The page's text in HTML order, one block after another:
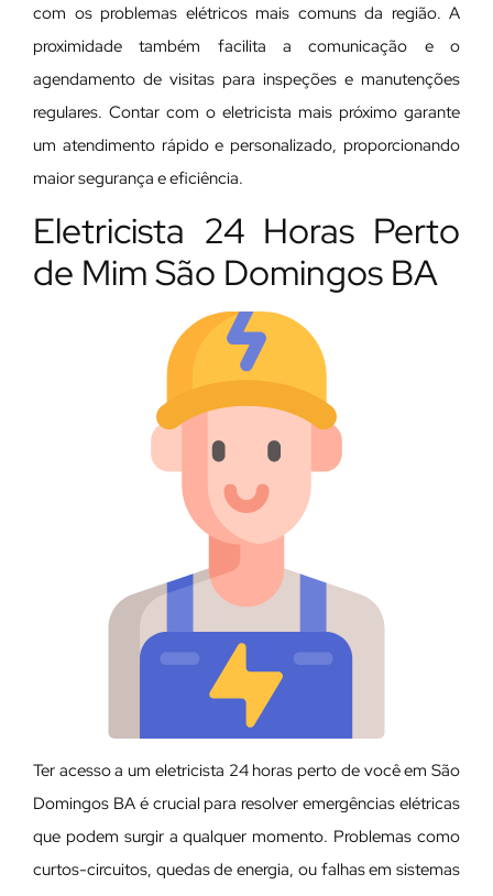
com os problemas elétricos mais comuns da região. A
proximidade também facilita a comunicação e o
agendamento de visitas para inspeções e manutenções
regulares. Contar com o eletricista mais próximo garante
um atendimento rápido e personalizado, proporcionando
maior segurança e eficiência.
Eletricista 24 Horas Perto
de Mim São Domingos BA
Ter acesso a um eletricista 24 horas perto de você em São
Domingos BA é crucial para resolver emergências elétricas
que podem surgir a qualquer momento. Problemas como
curtos-circuitos, quedas de energia, ou falhas em sistemas